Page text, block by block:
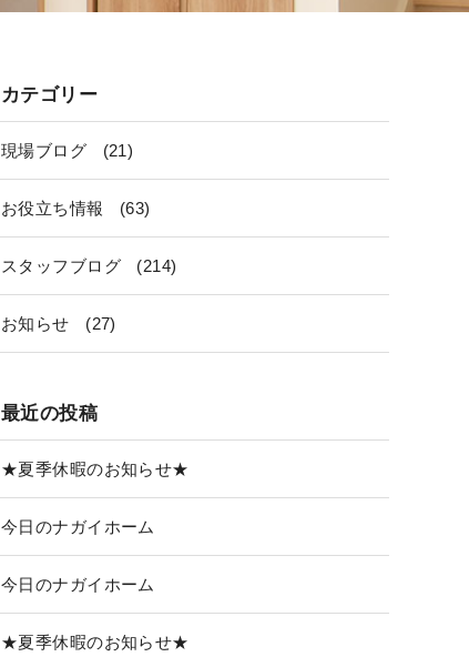
カテゴリー
現場ブログ (21)
お役立ち情報 (63)
スタッフブログ (214)
お知らせ (27)
最近の投稿
★夏季休暇のお知らせ★
今日のナガイホーム
今日のナガイホーム
★夏季休暇のお知らせ★